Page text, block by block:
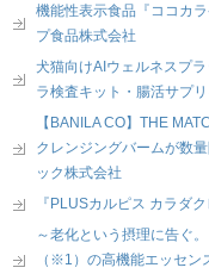
機能性表示食品『ココカ
プ食品株式会社
犬猫向けAIウェルネスプ
ラ検査キット・腸活サプ
【BANILA CO】THE
クレンジングバームが数
ック株式会社
『PLUSカルピス カラダ
～老化という摂理に告ぐ
（※1）の高機能エッセ